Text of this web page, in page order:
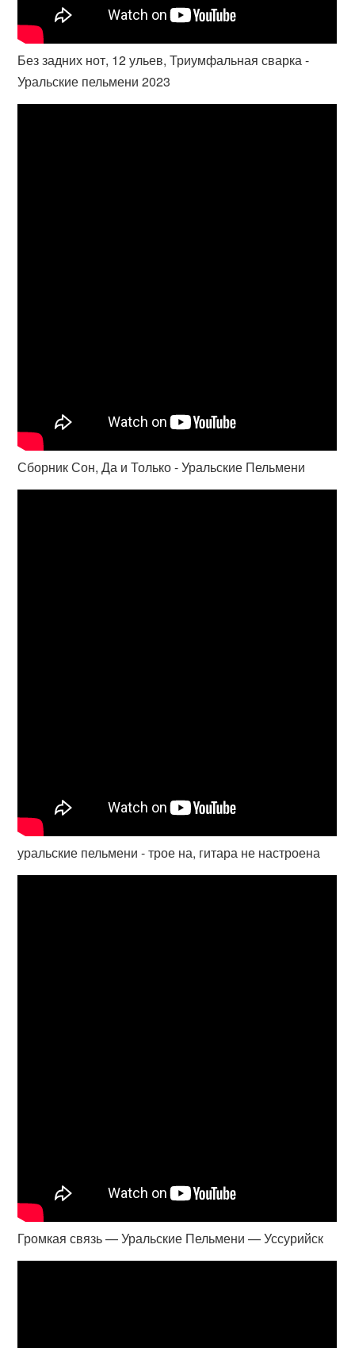
Без задних нот, 12 ульев, Триумфальная сварка -
Уральские пельмени 2023
Сборник Сон, Да и Только - Уральские Пельмени
уральские пельмени - трое на, гитара не настроена
Громкая связь — Уральские Пельмени — Уссурийск